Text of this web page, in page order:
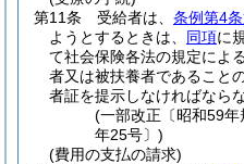
第11条
受給者は、 条例第4
ようとするときは、 同項に
て社会保険各法の規定によ
者又は被扶養者であること
者証を提示しなければならな
(一部改正〔昭和59
年25号〕)
(費用の支払の請求)